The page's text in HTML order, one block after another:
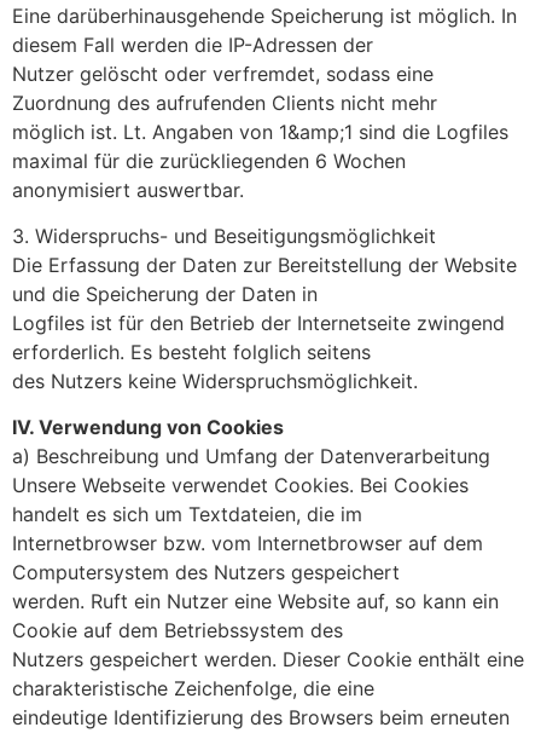
Eine darüberhinausgehende Speicherung ist möglich. In
diesem Fall werden die IP-Adressen der
Nutzer gelöscht oder verfremdet, sodass eine
Zuordnung des aufrufenden Clients nicht mehr
möglich ist. Lt. Angaben von 1&amp;1 sind die Logfiles
maximal für die zurückliegenden 6 Wochen
anonymisiert auswertbar.
3. Widerspruchs- und Beseitigungsmöglichkeit
Die Erfassung der Daten zur Bereitstellung der Website
und die Speicherung der Daten in
Logfiles ist für den Betrieb der Internetseite zwingend
erforderlich. Es besteht folglich seitens
des Nutzers keine Widerspruchsmöglichkeit.
IV. Verwendung von Cookies
a) Beschreibung und Umfang der Datenverarbeitung
Unsere Webseite verwendet Cookies. Bei Cookies
handelt es sich um Textdateien, die im
Internetbrowser bzw. vom Internetbrowser auf dem
Computersystem des Nutzers gespeichert
werden. Ruft ein Nutzer eine Website auf, so kann ein
Cookie auf dem Betriebssystem des
Nutzers gespeichert werden. Dieser Cookie enthält eine
charakteristische Zeichenfolge, die eine
eindeutige Identifizierung des Browsers beim erneuten